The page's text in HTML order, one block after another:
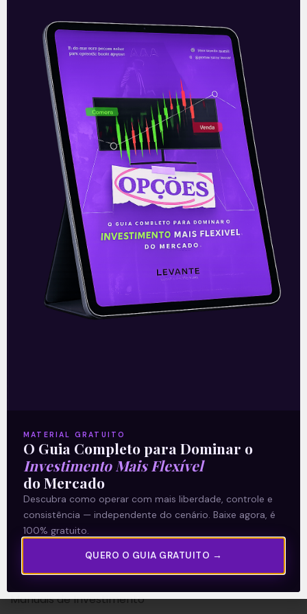
Uber: Decisão em prol dos
trabalhadores
Na última sexta-feira (20), um juiz lotado
no estado da Califórnia (EUA) afirmou
que a decisão judicial de novembro de
2020, que permitiu à Uber
Leia mais
23/08/2021
Termos e Condições
Política de Privacidade
Explore
Artigos
E Eu Com Isso?
Vídeos no Youtube
Manuais de Investimento
MATERIAL GRATUITO
O Guia Completo para Dominar o
Investimento Mais Flexível
do Mercado
Descubra como operar com mais liberdade, controle e
consistência — independente do cenário. Baixe agora, é
100% gratuito.
QUERO O GUIA GRATUITO →